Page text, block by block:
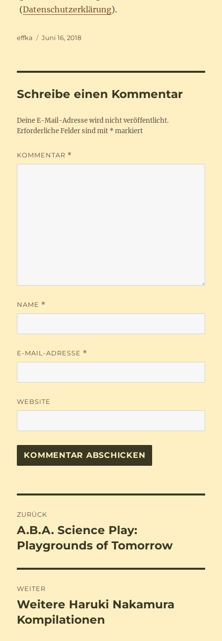
(Datenschutzerklärung).
Autor
effka
Veröffentlicht
Juni 16, 2018
Schreibe einen Kommentar
Deine E-Mail-Adresse wird nicht veröffentlicht.
Erforderliche Felder sind mit * markiert
KOMMENTAR *
NAME *
E-MAIL-ADRESSE *
WEBSITE
ZURÜCK
Vorheriger
Beitrag:
A.B.A. Science Play:
Playgrounds of Tomorrow
WEITER
Nächster
Beitrag:
Weitere Haruki Nakamura
Kompilationen